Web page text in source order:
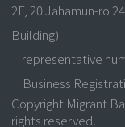
2F, 20 Jahamun-ro
Building)
representative
Business
Copyright Migrant
rights reserved.